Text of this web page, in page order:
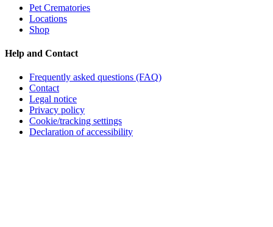
Pet Crematories
Locations
Shop
Help and Contact
Frequently asked questions (FAQ)
Contact
Legal notice
Privacy policy
Cookie/tracking settings
Declaration of accessibility